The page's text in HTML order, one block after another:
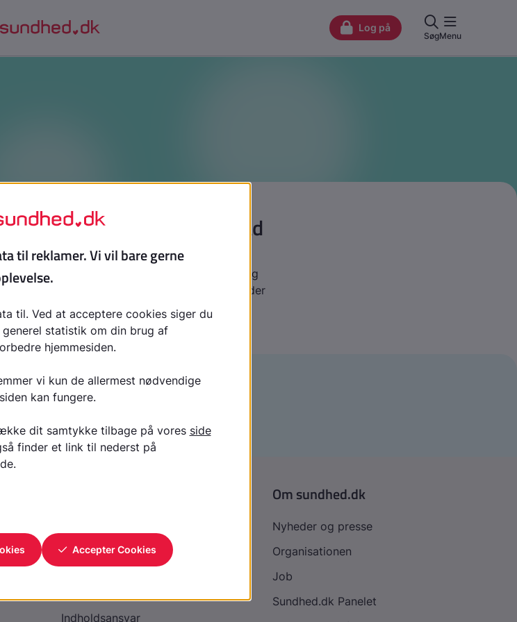
bliver stressede - og hvad
kan gøre
forstå, hvorfor stress fylder mere hos børn og
forklarer, hvordan stress viser sig, hvad der
som forælder kan opdage signalerne og støtte
tidligere.
på Apple Podcasts